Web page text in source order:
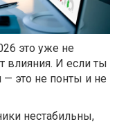
это уже не
влияния. И если ты
это не понты и не
нестабильны,